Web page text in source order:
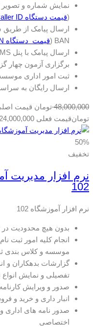
(قیمت دستگاه Caller ID
BAN (
قیمت دستگاه SMS BAN
ارسال پیامک با پنل SMS ، و یا ربات پیام رسان
برگزاری آزمون چهار
ثبت امور اداری
ارسال رایگان به
48,000,000 تومان قیمت اصلی 48,000,000
تومانقیمت فعلی 24,000,000 تومان است.
50%
تخفیف
نرم افزار مدیریت
102
نرم افزار آموزشگاه 102
بدون هیچ محدودیت در
انجام کلیه امور ثبت
موسسه و کلاس بندی
گزارشات بدهکاران و
تفصیلی و نمایش انواع
صدور و ویرایش
انبار داری و خرید و
صدور نامه های اداری
اختصاصی